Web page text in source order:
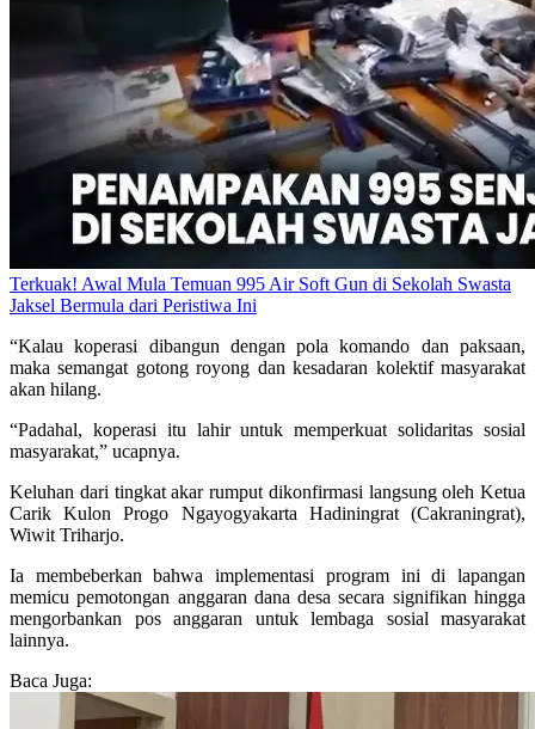
Terkuak! Awal Mula Temuan 995 Air Soft Gun di Sekolah Swasta
Jaksel Bermula dari Peristiwa Ini
“Kalau koperasi dibangun dengan pola komando dan paksaan,
maka semangat gotong royong dan kesadaran kolektif masyarakat
akan hilang.
“Padahal, koperasi itu lahir untuk memperkuat solidaritas sosial
masyarakat,” ucapnya.
​Keluhan dari tingkat akar rumput dikonfirmasi langsung oleh Ketua
Carik Kulon Progo Ngayogyakarta Hadiningrat (Cakraningrat),
Wiwit Triharjo.
Ia membeberkan bahwa implementasi program ini di lapangan
memicu pemotongan anggaran dana desa secara signifikan hingga
mengorbankan pos anggaran untuk lembaga sosial masyarakat
lainnya.
Baca Juga: